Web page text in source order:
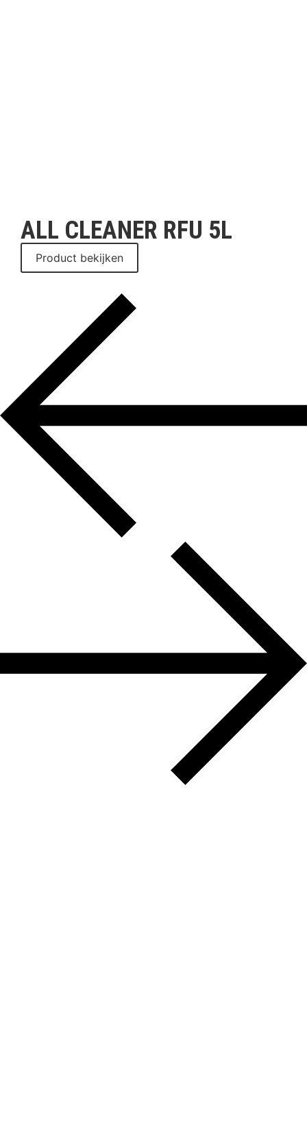
ALL CLEANER RFU 5L
Product bekijken